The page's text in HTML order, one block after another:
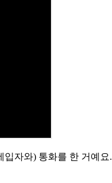
자와) 통화를 한 거예요.